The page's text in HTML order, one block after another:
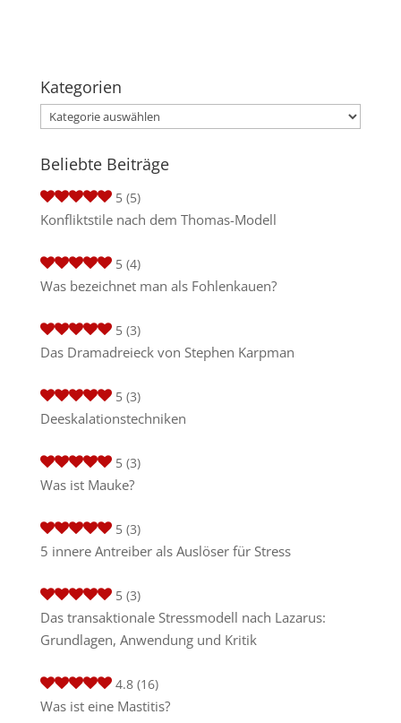
Kategorien
Kategorien
Beliebte Beiträge
5 (5)
Konfliktstile nach dem Thomas-Modell
5 (4)
Was bezeichnet man als Fohlenkauen?
5 (3)
Das Dramadreieck von Stephen Karpman
5 (3)
Deeskalationstechniken
5 (3)
Was ist Mauke?
5 (3)
5 innere Antreiber als Auslöser für Stress
5 (3)
Das transaktionale Stressmodell nach Lazarus:
Grundlagen, Anwendung und Kritik
4.8 (16)
Was ist eine Mastitis?